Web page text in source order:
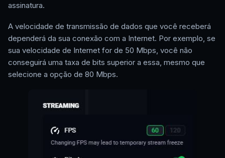
assinatura.
A velocidade de transmissão de dados que você receberá
dependerá da sua conexão com a Internet. Por exemplo, se
sua velocidade de Internet for de 50 Mbps, você não
conseguirá uma taxa de bits superior a essa, mesmo que
selecione a opção de 80 Mbps.